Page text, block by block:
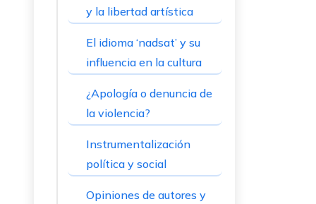
y la libertad artística
El idioma ‘nadsat’ y su
influencia en la cultura
¿Apología o denuncia de
la violencia?
Instrumentalización
política y social
Opiniones de autores y